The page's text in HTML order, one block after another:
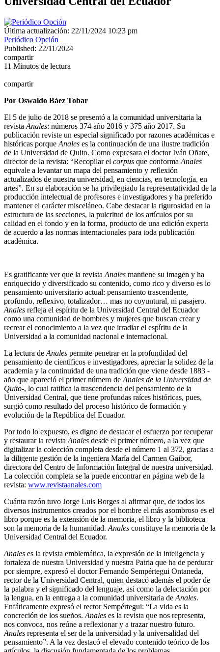
Última actualización: 22/11/2024 10:23 pm
Periódico Opción
Published: 22/11/2024
compartir
11 Minutos de lectura
compartir
Por Oswaldo Báez Tobar
El 5 de julio de 2018 se presentó a la comunidad universitaria la
revista Anales: números 374 año 2016 y 375 año 2017. Su
publicación reviste un especial significado por razones académicas e
históricas porque Anales es la continuación de una ilustre tradición
de la Universidad de Quito. Como expresara el doctor Iván Oñate,
director de la revista: “Recopilar el corpus que conforma Anales
equivale a levantar un mapa del pensamiento y reflexión
actualizados de nuestra universidad, en ciencias, en tecnología, en
artes”. En su elaboración se ha privilegiado la representatividad de la
producción intelectual de profesores e investigadores y ha preferido
mantener el carácter misceláneo. Cabe destacar la rigurosidad en la
estructura de las secciones, la pulcritud de los artículos por su
calidad en el fondo y en la forma, producto de una edición experta
de acuerdo a las normas internacionales para toda publicación
académica.
Es gratificante ver que la revista Anales mantiene su imagen y ha
enriquecido y diversificado su contenido, como rico y diverso es lo
pensamiento universitario actual: pensamiento trascendente,
profundo, reflexivo, totalizador… mas no coyuntural, ni pasajero.
Anales refleja el espíritu de la Universidad Central del Ecuador
como una comunidad de hombres y mujeres que buscan crear y
recrear el conocimiento a la vez que irradiar el espíritu de la
Universidad a la comunidad nacional e internacional.
La lectura de Anales permite penetrar en la profundidad del
pensamiento de científicos e investigadores, apreciar la solidez de la
academia y la continuidad de una tradición que viene desde 1883 -
año que apareció el primer número de Anales de la Universidad de
Quito-, lo cual ratifica la trascendencia del pensamiento de la
Universidad Central, que tiene profundas raíces históricas, pues,
surgió como resultado del proceso histórico de formación y
evolución de la República del Ecuador.
Por todo lo expuesto, es digno de destacar el esfuerzo por recuperar
y restaurar la revista Anales desde el primer número, a la vez que
digitalizar la colección completa desde el número 1 al 372, gracias a
la diligente gestión de la ingeniera María del Carmen Gaibor,
directora del Centro de Información Integral de nuestra universidad.
La colección completa se la puede encontrar en página web de la
revista: www.revistaanales.com
Cuánta razón tuvo Jorge Luis Borges al afirmar que, de todos los
diversos instrumentos creados por el hombre el más asombroso es el
libro porque es la extensión de la memoria, el libro y la biblioteca
son la memoria de la humanidad. Anales constituye la memoria de la
Universidad Central del Ecuador.
Anales es la revista emblemática, la expresión de la inteligencia y
fortaleza de nuestra Universidad y nuestra Patria que ha de perdurar
por siempre, expresó el doctor Fernando Sempértegui Ontaneda,
rector de la Universidad Central, quien destacó además el poder de
la palabra y el significado del lenguaje, así como la delectación por
la lengua, en la entrega a la comunidad universitaria de Anales.
Enfáticamente expresó el rector Sempértegui: “La vida es la
concreción de los sueños. Anales es la revista que nos representa,
nos convoca, nos reúne a reflexionar y a trazar nuestro futuro.
Anales representa el ser de la universidad y la universalidad del
pensamiento”. A la vez destacó el elevado contenido teórico de los